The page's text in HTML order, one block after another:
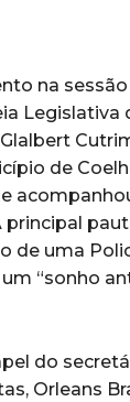
na
Legislativa
de
principal
de uma
“sonho
do
Orleans